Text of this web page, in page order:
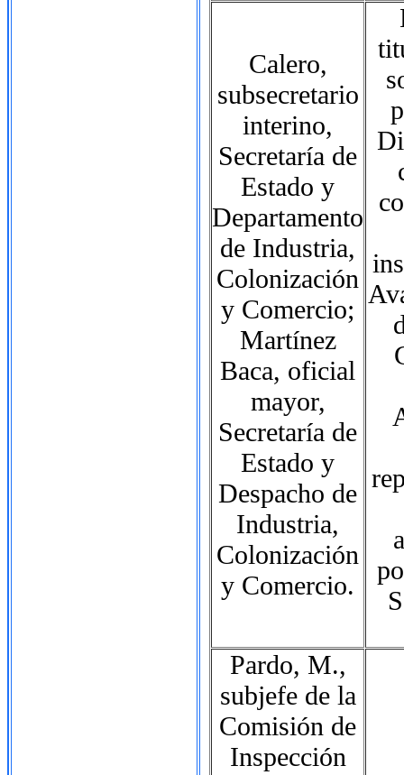
Calero,
subsecretario
interino,
Secretaría de
Estado y
Departamento
de Industria,
Colonización
y Comercio;
Martínez
Baca, oficial
mayor,
Secretaría de
Estado y
Despacho de
Industria,
Colonización
y Comercio.
Pardo, M.,
subjefe de la
Comisión de
Inspección